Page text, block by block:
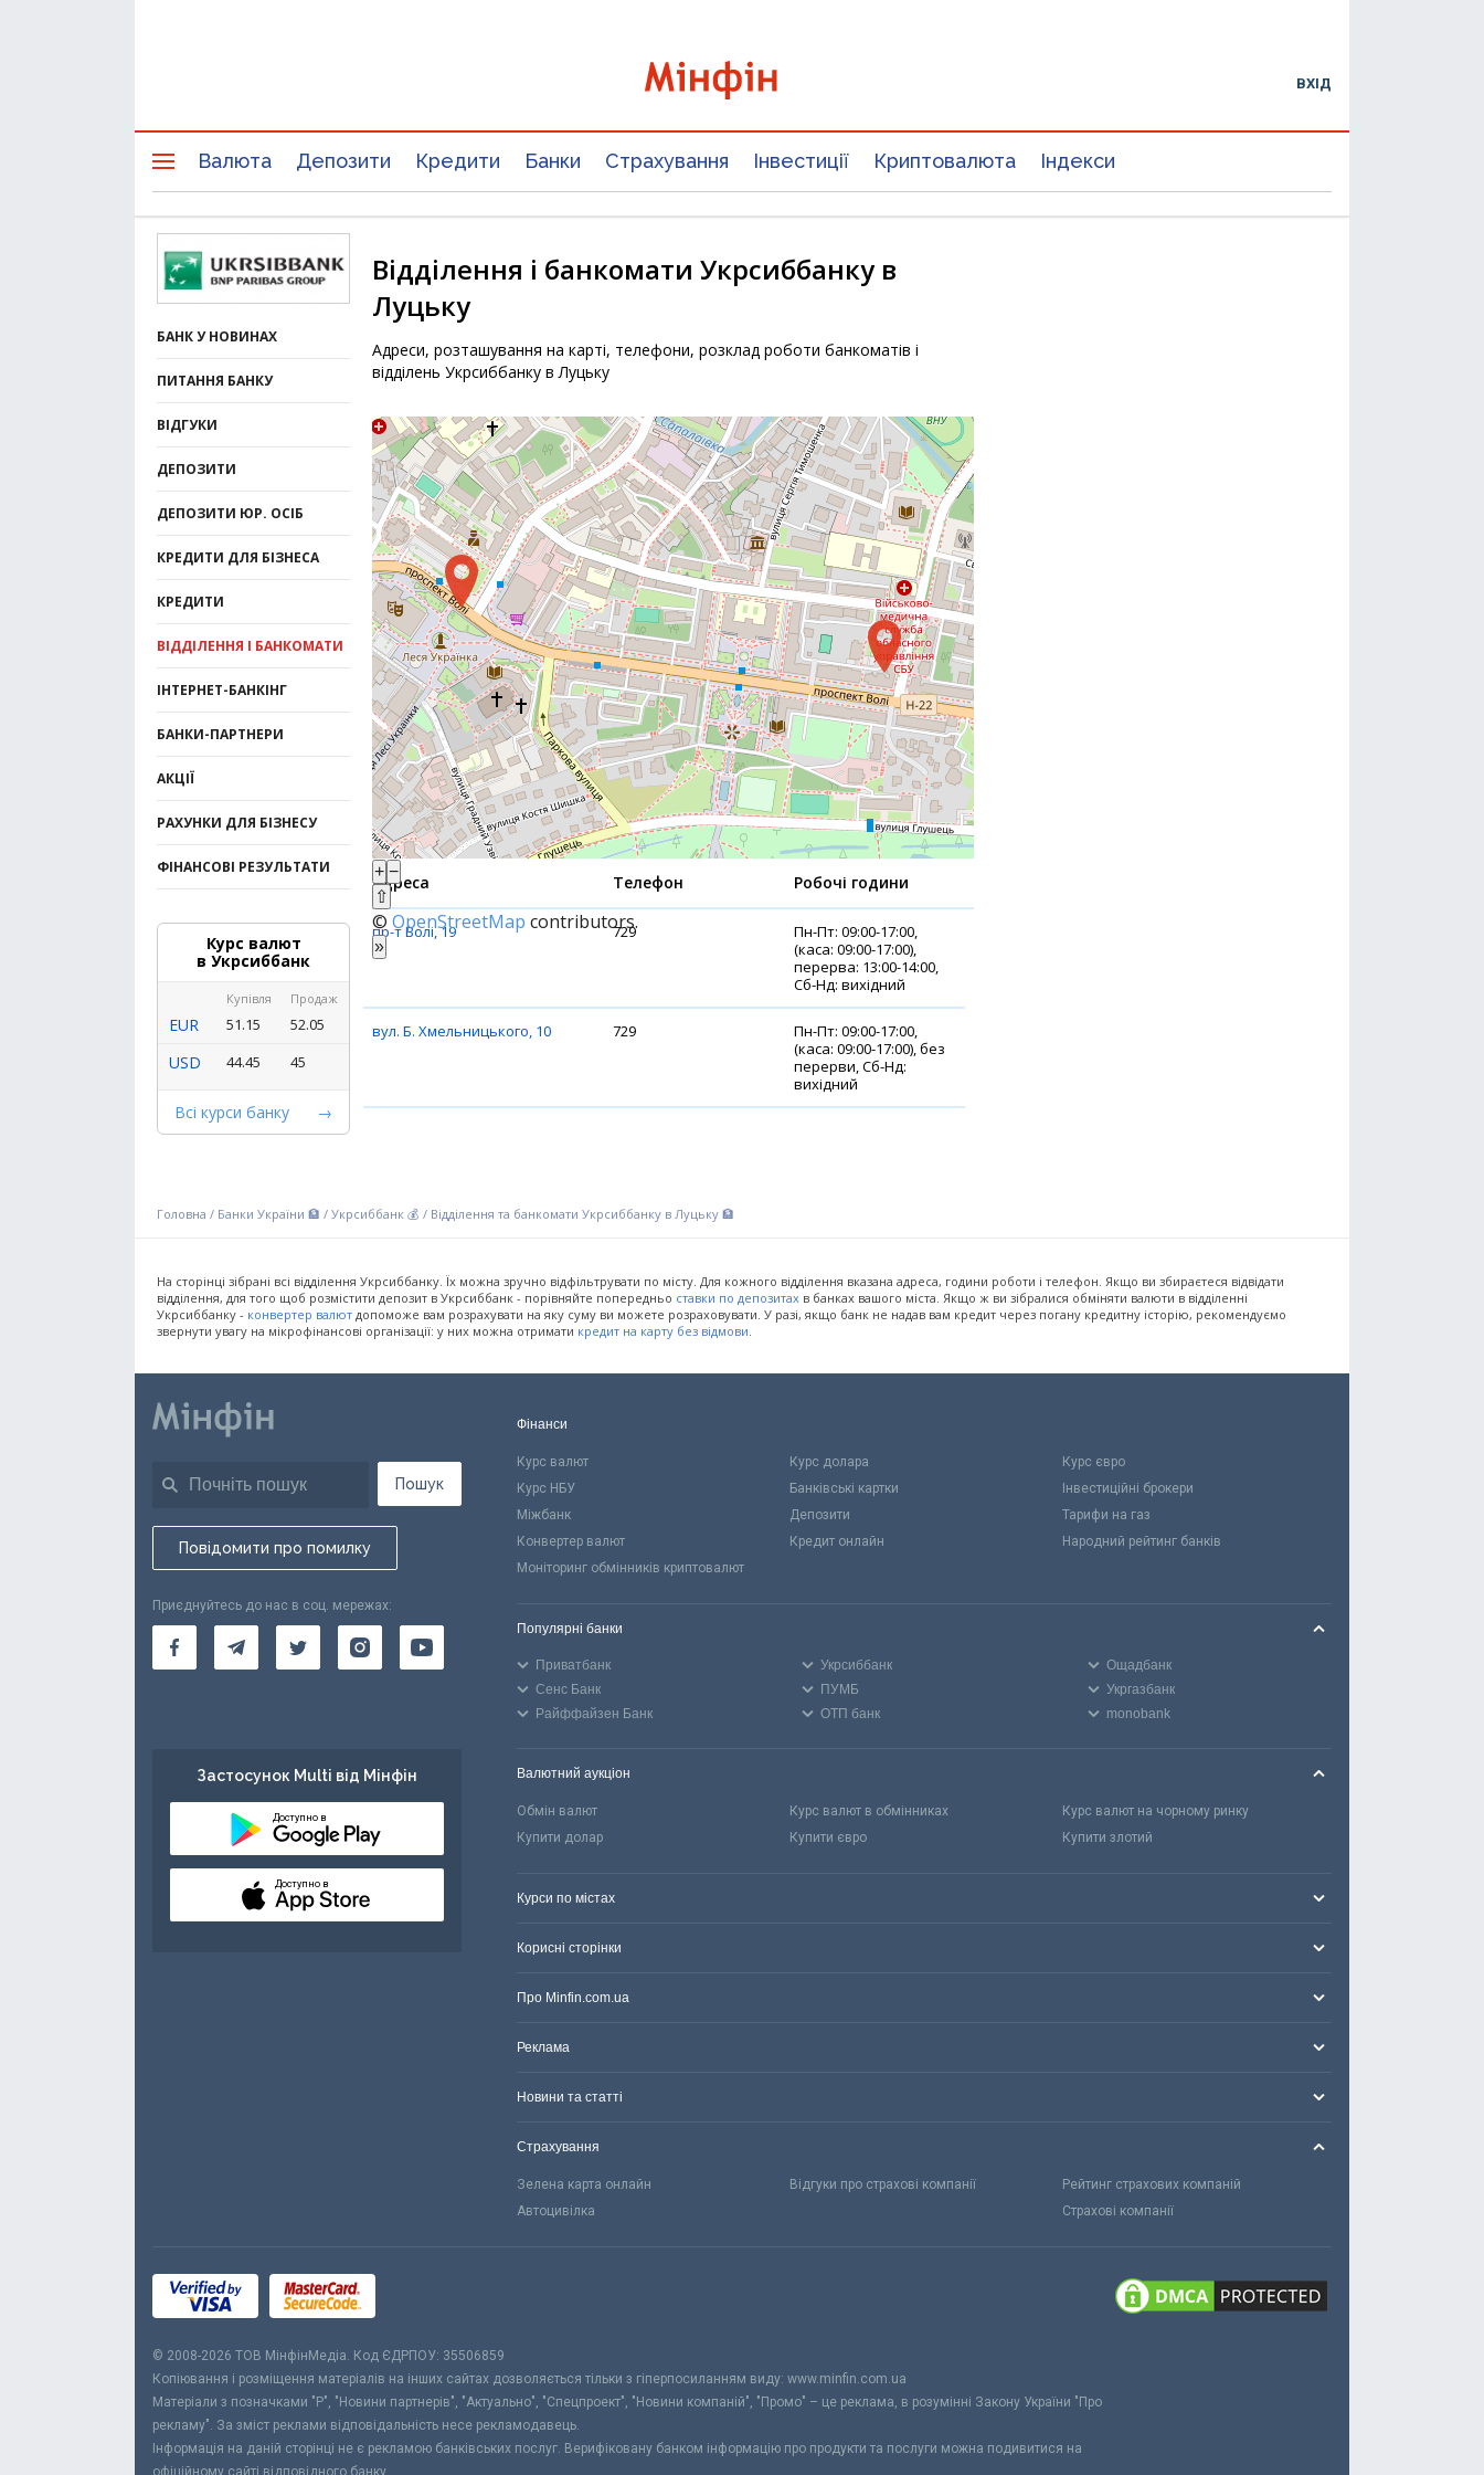
ВХІД
Валюта Депозити Кредити Банки Страхування Інвестиції Криптовалюта Індекси
БАНК У НОВИНАХ
ПИТАННЯ БАНКУ
ВІДГУКИ
ДЕПОЗИТИ
ДЕПОЗИТИ ЮР. ОСІБ
КРЕДИТИ ДЛЯ БІЗНЕСА
КРЕДИТИ
ВІДДІЛЕННЯ І БАНКОМАТИ
ІНТЕРНЕТ-БАНКІНГ
БАНКИ-ПАРТНЕРИ
АКЦІЇ
РАХУНКИ ДЛЯ БІЗНЕСУ
ФІНАНСОВІ РЕЗУЛЬТАТИ
Курс валют
в Укрсиббанк
Купівля Продаж
EUR 51.15 52.05
USD 44.45 45
Всі курси банку
Відділення і банкомати Укрсиббанку в
Луцьку
Адреси, розташування на карті, телефони, розклад роботи банкоматів і
відділень Укрсиббанку в Луцьку
+ −
⇧
© OpenStreetMap contributors.
»
Адреса Телефон Робочі години
пр-т Волі, 19 729
Пн-Пт: 09:00-17:00,
(каса: 09:00-17:00),
перерва: 13:00-14:00,
Сб-Нд: вихідний
вул. Б. Хмельницького, 10 729
Пн-Пт: 09:00-17:00,
(каса: 09:00-17:00), без
перерви, Сб-Нд:
вихідний
Головна / Банки України 🏦 / Укрсиббанк 💰 / Відділення та банкомати Укрсиббанку в Луцьку 🏦
На сторінці зібрані всі відділення Укрсиббанку. Їх можна зручно відфільтрувати по місту. Для кожного відділення вказана адреса, години роботи і телефон. Якщо ви збираєтеся відвідати
відділення, для того щоб розмістити депозит в Укрсиббанк - порівняйте попередньо ставки по депозитах в банках вашого міста. Якщо ж ви зібралися обміняти валюти в відділенні
Укрсиббанку - конвертер валют допоможе вам розрахувати на яку суму ви можете розраховувати. У разі, якщо банк не надав вам кредит через погану кредитну історію, рекомендуємо
звернути увагу на мікрофінансові організації: у них можна отримати кредит на карту без відмови.
Пошук
Повідомити про помилку
Приєднуйтесь до нас в соц. мережах:
Застосунок Multi від Мінфін
Доступно в
Доступно в
Фінанси
Курс валют Курс долара
Курс євро
Курс НБУ
Банківські картки
Інвестиційні брокери
Міжбанк
Депозити
Тарифи на газ
Конвертер валют
Кредит онлайн
Народний рейтинг банків
Моніторинг обмінників криптовалют
Популярні банки
Приватбанк Укрсиббанк
Ощадбанк
Сенс Банк
ПУМБ
Укргазбанк
Райффайзен Банк
ОТП банк monobank
Валютний аукціон
Обмін валют Курс валют в обмінниках
Курс валют на чорному ринку
Купити долар
Купити євро Купити злотий
Курси по містах
Корисні сторінки
Про Minfin.com.ua
Реклама
Новини та статті
Страхування
Зелена карта онлайн Відгуки про страхові компанії
Рейтинг страхових компаній
Автоцивілка
Страхові компанії
© 2008-2026 ТОВ МiнфiнМедiа. Код ЄДРПОУ: 35506859
Копіювання і розміщення матеріалів на інших сайтах дозволяється тільки з гіперпосиланням виду: www.minfin.com.ua
Матеріали з позначками "Р", "Новини партнерів", "Актуально", "Спецпроект", "Новини компаній", "Промо" – це реклама, в розумінні Закону України "Про
рекламу". За зміст реклами відповідальність несе рекламодавець.
Інформація на даній сторінці не є рекламою банківських послуг. Верифіковану банком інформацію про продукти та послуги можна подивитися на